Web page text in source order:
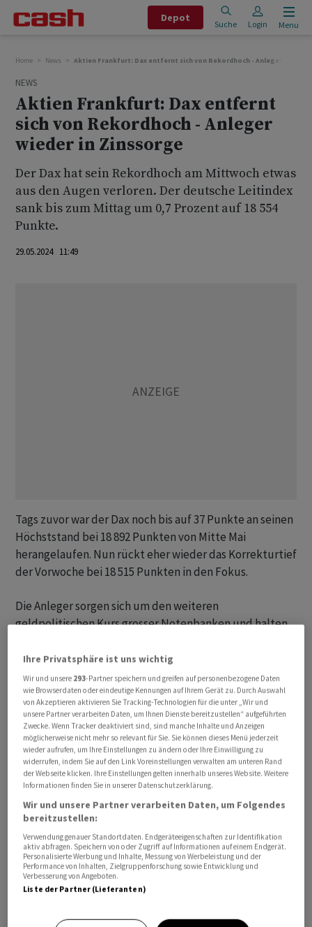
Depot
Suche Login Menu
Home News Aktien Frankfurt: Dax entfernt sich von Rekordhoch - Anleger wieder
NEWS
Aktien Frankfurt: Dax entfernt
sich von Rekordhoch - Anleger
wieder in Zinssorge
Der Dax hat sein Rekordhoch am Mittwoch etwas
aus den Augen verloren. Der deutsche Leitindex
sank bis zum Mittag um 0,7 Prozent auf 18 554
Punkte.
29.05.2024 11:49
Tags zuvor war der Dax noch bis auf 37 Punkte an seinen
Höchststand bei 18 892 Punkten von Mitte Mai
herangelaufen. Nun rückt eher wieder das Korrekturtief
der Vorwoche bei 18 515 Punkten in den Fokus.
Die Anleger sorgen sich um den weiteren
geldpolitischen Kurs grosser Notenbanken und halten
Nachmittag die vorläufigen Verbraucherpreisdaten für
den Mai veröffentlicht. Diese Inflationsdaten sind auch
wichtig für die Leitzinsentscheidung der Europäischen
Zentralbank in der kommenden Woche. Erwartet wird
im Juni eine erste Zinssenkung, der weitere Kurs ist
aber offen. Offenbar zweifeln inzwischen aber einige
Akteure sogar wieder an der Juni-Senkung.
Der MDax der mittelgrossen Werte fiel am Mittwoch um
1,2 Prozent auf 26 800 Punkte. Der EuroStoxx 50 , das
Leitbarometer der Eurozone, verlor 0,7 Prozent.
Ihre Privatsphäre ist uns wichtig
Wir und unsere 293-Partner speichern und greifen auf personenbezogene Daten
wie Browserdaten oder eindeutige Kennungen auf Ihrem Gerät zu. Durch Auswahl
von Akzeptieren aktivieren Sie Tracking-Technologien für die unter „Wir und
unsere Partner verarbeiten Daten, um Ihnen Dienste bereitzustellen“ aufgeführten
Zwecke. Wenn Tracker deaktiviert sind, sind manche Inhalte und Anzeigen
möglicherweise nicht mehr so relevant für Sie. Sie können dieses Menü jederzeit
wieder aufrufen, um Ihre Einstellungen zu ändern oder Ihre Einwilligung zu
widerrufen, indem Sie auf den Link Voreinstellungen verwalten am unteren Rand
der Webseite klicken. Ihre Einstellungen gelten innerhalb unseres Website. Weitere
Informationen finden Sie in unserer Datenschutzerklärung.
Wir und unsere Partner verarbeiten Daten, um Folgendes
bereitzustellen:
Verwendung genauer Standortdaten. Endgeräteeigenschaften zur Identifikation
aktiv abfragen. Speichern von oder Zugriff auf Informationen auf einem Endgerät.
Personalisierte Werbung und Inhalte, Messung von Werbeleistung und der
Performance von Inhalten, Zielgruppenforschung sowie Entwicklung und
Verbesserung von Angeboten.
Liste der Partner (Lieferanten)